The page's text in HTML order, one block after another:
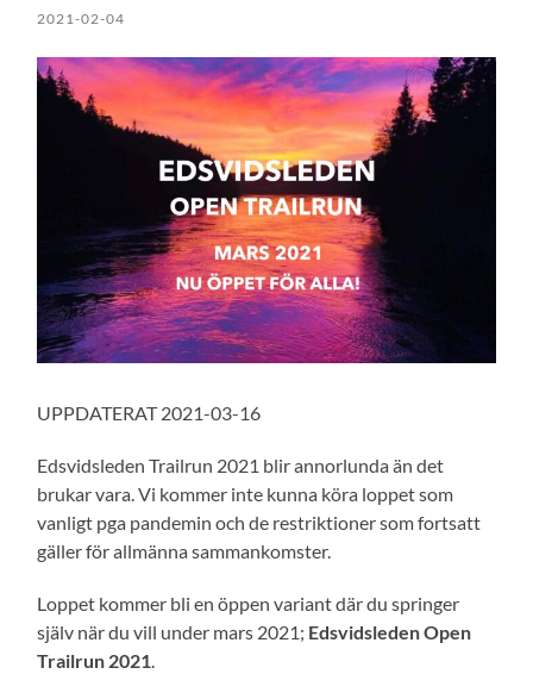
2021-02-04
UPPDATERAT 2021-03-16
Edsvidsleden Trailrun 2021 blir annorlunda än det
brukar vara. Vi kommer inte kunna köra loppet som
vanligt pga pandemin och de restriktioner som fortsatt
gäller för allmänna sammankomster.
Loppet kommer bli en öppen variant där du springer
själv när du vill under mars 2021; Edsvidsleden Open
Trailrun 2021